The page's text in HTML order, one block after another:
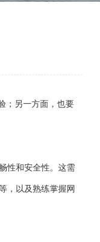
；另一方面，也要
性和安全性。这需
，以及熟练掌握网